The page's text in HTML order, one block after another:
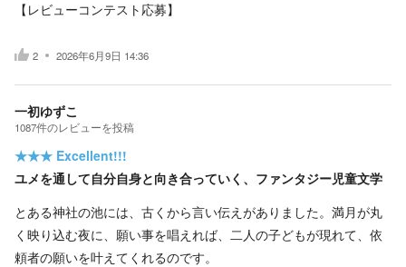
【レビューコンテスト応募】
2 2026年6月9日 14:36
一初ゆずこ
1087件のレビューを投稿
★★★ Excellent!!!
ユメを通して自分自身と向き合っていく、ファンタジー児童文学
とある神社の池には、古くから言い伝えがありました。満月が丸
く映り込む夜に、願い事を唱えれば、二人の子どもが現れて、依
頼者の願いを叶えてくれるのです。